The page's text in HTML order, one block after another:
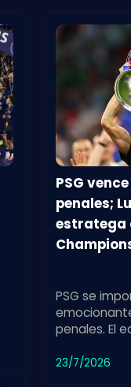
PSG
penales;
estratega
PSG se
penales. El
más
23/7/2026